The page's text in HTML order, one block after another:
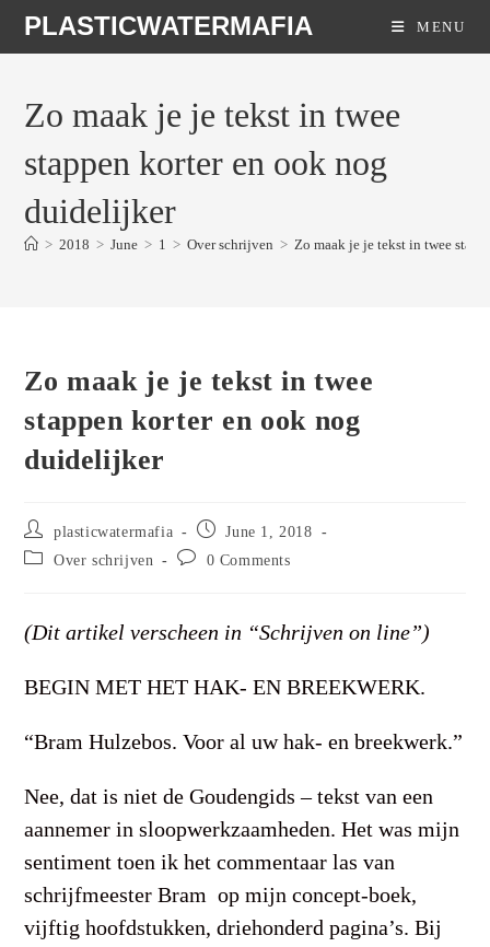
content
PLASTICWATERMAFIA MENU
Zo maak je je tekst in twee
stappen korter en ook nog
duidelijker
> 2018 > June > 1 > Over schrijven > Zo maak je je tekst in twee
Zo maak je je tekst in twee
stappen korter en ook nog
duidelijker
Post
author:
plasticwatermafia
Post
published:
June 1, 2018
Post Over schrijven
Post
0 Comments
(Dit artikel verscheen in “Schrijven on line”)
BEGIN MET HET HAK- EN BREEKWERK.
“Bram Hulzebos. Voor al uw hak- en breekwerk.”
Nee, dat is niet de Goudengids – tekst van een
aannemer in sloopwerkzaamheden. Het was mijn
sentiment toen ik het commentaar las van
schrijfmeester Bram op mijn concept-boek,
vijftig hoofdstukken, driehonderd pagina’s. Bij